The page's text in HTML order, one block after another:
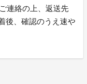
連絡の上、返送先
後、確認のうえ速や